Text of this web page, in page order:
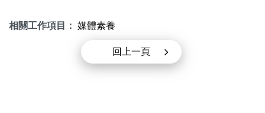
相關工作項目： 媒體素養
回上一頁